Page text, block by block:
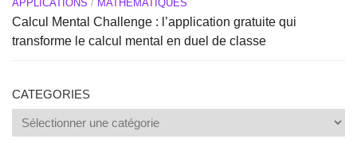
APPLICATIONS / MATHÉMATIQUES
Calcul Mental Challenge : l’application gratuite qui
transforme le calcul mental en duel de classe
CATEGORIES
Categories